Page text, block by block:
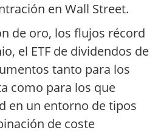
en Wall Street.
de oro, los flujos récord
el ETF de dividendos de
tanto para los
como para los que
en un entorno de tipos
de coste